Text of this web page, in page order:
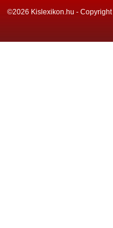
©2026 Kislexikon.hu -